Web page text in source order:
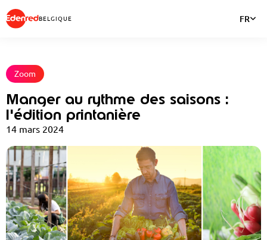
BELGIQUE FR
Zoom
Manger au rythme des saisons :
l'édition printanière
14 mars 2024